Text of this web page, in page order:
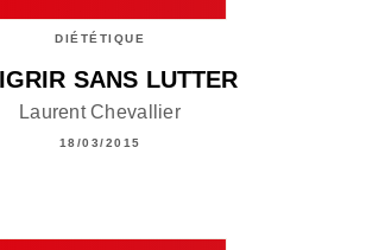
DIÉTÉTIQUE
SANS LUTTER
Laurent Chevallier
18/03/2015